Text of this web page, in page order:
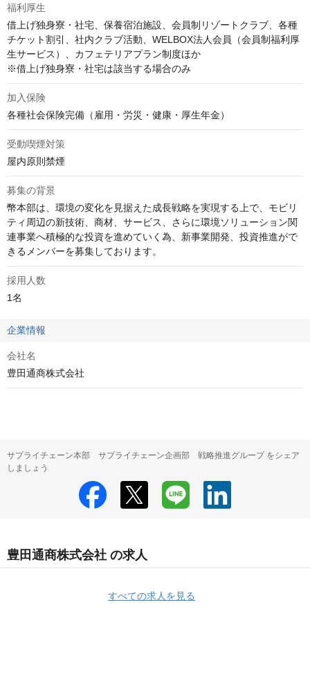
福利厚生
借上げ独身寮・社宅、保養宿泊施設、会員制リゾートクラブ、各種
チケット割引、社内クラブ活動、WELBOX法人会員（会員制福利厚
生サービス）、カフェテリアプラン制度ほか
※借上げ独身寮・社宅は該当する場合のみ
加入保険
各種社会保険完備（雇用・労災・健康・厚生年金）
受動喫煙対策
屋内原則禁煙
募集の背景
幣本部は、環境の変化を⾒据えた成⻑戦略を実現する上で、モビリ
ティ周辺の新技術、商材、サービス、さらに環境ソリューション関
連事業へ積極的な投資を進めていく為、新事業開発、投資推進がで
きるメンバーを募集しております。
採用人数
1名
企業情報
会社名
豊田通商株式会社
サプライチェーン本部 サプライチェーン企画部 戦略推進グループ をシェア
しましょう
豊田通商株式会社 の求人
すべての求人を見る